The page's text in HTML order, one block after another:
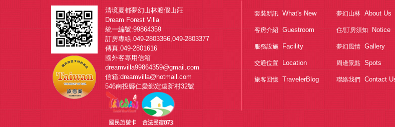
清境夏都夢幻山林渡假山莊
Dream Forest Villa
統一編號:99864359
訂房專線.049-2803366,049-2803377
傳真.049-2801616
國外客專用信箱
dreamvilla99864359@gmail.com
信箱:dreamvilla@hotmail.com
546南投縣仁愛鄉定遠新村32號
套裝新訊 What's New 夢幻山林 About Us
客房介紹 Guestroom 住/訂房須知 Notice
服務設施 Facility 夢幻風情 Gallery
交通位置 Location 周邊景點 Spots
旅客回憶 TravelerBlog 聯絡我們 Contact